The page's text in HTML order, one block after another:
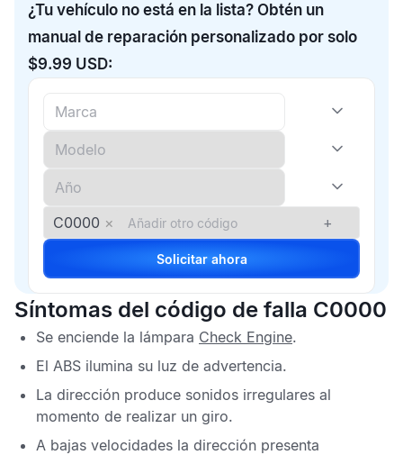
¿Tu vehículo no está en la lista? Obtén un
manual de reparación personalizado por solo
$9.99 USD:
C0000 × +
Solicitar ahora
Síntomas del código de falla C0000
Se enciende la lámpara Check Engine.
El ABS ilumina su luz de advertencia.
La dirección produce sonidos irregulares al
momento de realizar un giro.
A bajas velocidades la dirección presenta